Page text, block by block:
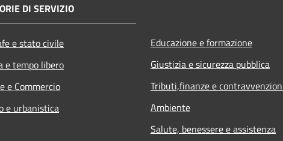
DI SERVIZIO
e stato civile
e tempo libero
e Commercio
e urbanistica
Educazione e formazione
Giustizia e sicurezza pubblica
Tributi,finanze e
Ambiente
Salute, benessere e assistenza